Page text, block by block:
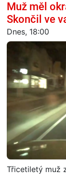
Muž měl
Skončil ve
Dnes, 18:00
Třicetiletý muž